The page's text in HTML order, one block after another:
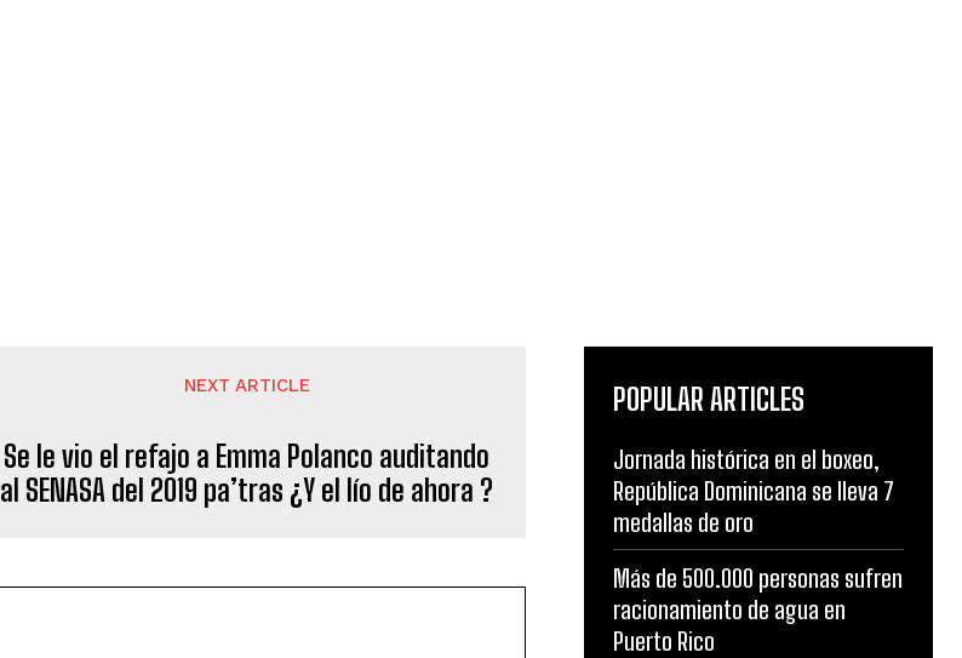
NEXT ARTICLE
Se le vio el refajo a Emma Polanco auditando
al SENASA del 2019 pa’tras ¿Y el lío de ahora ?
POPULAR ARTICLES
Jornada histórica en el boxeo,
República Dominicana se lleva 7
medallas de oro
Más de 500.000 personas sufren
racionamiento de agua en
Puerto Rico